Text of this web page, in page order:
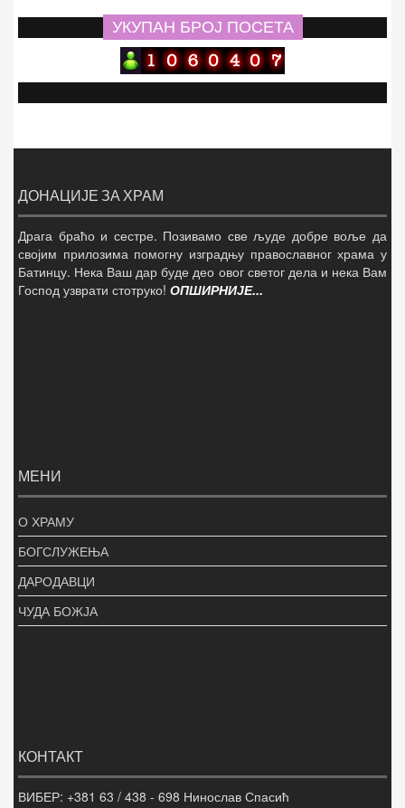
УКУПАН БРОЈ ПОСЕТА
ДОНАЦИЈЕ ЗА ХРАМ
Драга браћо и сестре. Позивамо све људе добре воље да
својим прилозима помогну изградњу православног храма у
Батинцу. Нека Ваш дар буде део овог светог дела и нека Вам
Господ узврати стотруко! ОПШИРНИЈЕ...
МЕНИ
О ХРАМУ
БОГСЛУЖЕЊА
ДАРОДАВЦИ
ЧУДА БОЖЈА
КОНТАКТ
ВИБЕР: +381 63 / 438 - 698 Нинослав Спасић